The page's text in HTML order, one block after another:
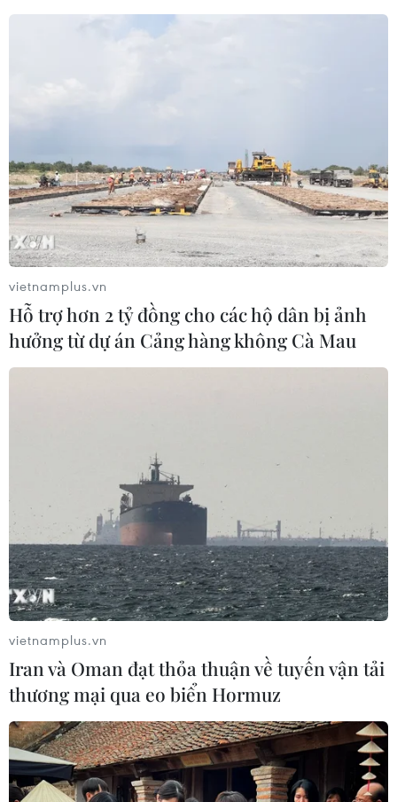
chóng ổn định tình hình, tổ chức lại cuộc sống."
vietnamplus.vn
Hỗ trợ hơn 2 tỷ đồng cho các hộ dân bị ảnh
hưởng từ dự án Cảng hàng không Cà Mau
vietnamplus.vn
Iran và Oman đạt thỏa thuận về tuyến vận tải
thương mại qua eo biển Hormuz